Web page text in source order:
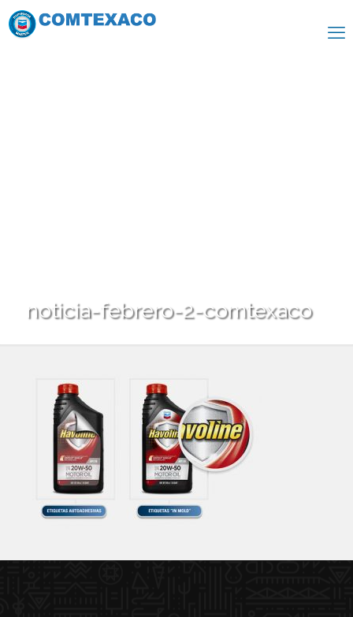
noticia-febrero-2-comtexaco